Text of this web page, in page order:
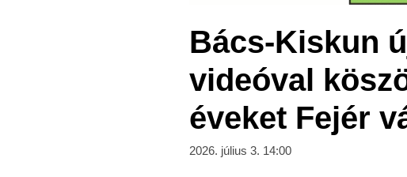
Bács-Kiskun
videóval
éveket Fejér
2026. július 3. 14:00